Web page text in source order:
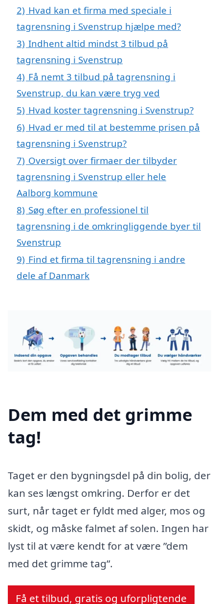
2) Hvad kan et firma med speciale i
tagrensning i Svenstrup hjælpe med?
3) Indhent altid mindst 3 tilbud på
tagrensning i Svenstrup
4) Få nemt 3 tilbud på tagrensning i
Svenstrup, du kan være tryg ved
5) Hvad koster tagrensning i Svenstrup?
6) Hvad er med til at bestemme prisen på
tagrensning i Svenstrup?
7) Oversigt over firmaer der tilbyder
tagrensning i Svenstrup eller hele
Aalborg kommune
8) Søg efter en professionel til
tagrensning i de omkringliggende byer til
Svenstrup
9) Find et firma til tagrensning i andre
dele af Danmark
Dem med det grimme
tag!
Taget er den bygningsdel på din bolig, der
kan ses længst omkring. Derfor er det
surt, når taget er fyldt med alger, mos og
skidt, og måske falmet af solen. Ingen har
lyst til at være kendt for at være ”dem
med det grimme tag”.
Få et tilbud, gratis og uforpligtende